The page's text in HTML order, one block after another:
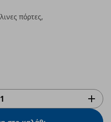
πόρτες,